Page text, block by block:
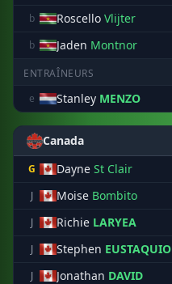
b Roscello Vlijter
b Jaden Montnor
ENTRAÎNEURS
e
Stanley MENZO
Canada
G Dayne St Clair
J Moise Bombito
J Richie LARYEA
J Stephen EUSTAQUIO
J Jonathan DAVID